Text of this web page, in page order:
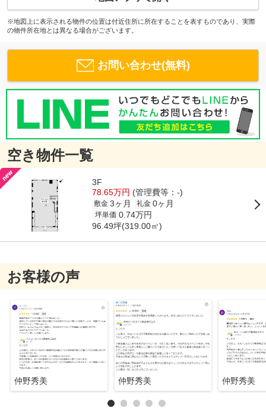
※地図上に表示される物件の位置は付近住所に所在することを表すものであり、実際
の物件所在地とは異なる場合がございます。
お問い合わせ(無料)
空き物件一覧
3F
78.65万円 (管理費等：-)
敷金 3ヶ月 礼金 0ヶ月
坪単価 0.74万円
96.49坪(319.00㎡)
お客様の声
仲野秀美 仲野秀美 仲野秀美